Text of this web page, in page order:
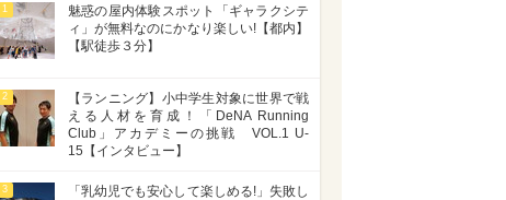
1
魅惑の屋内体験スポット「ギャラクシテ
ィ」が無料なのにかなり楽しい!【都内】
【駅徒歩３分】
2
【ランニング】小中学生対象に世界で戦
える人材を育成！「DeNA Running
Club」アカデミーの挑戦 VOL.1 U-
15【インタビュー】
3
「乳幼児でも安心して楽しめる!」失敗し